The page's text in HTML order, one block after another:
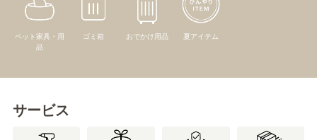
ペット家具・用
品
ゴミ箱 おでかけ用品 夏アイテム
サービス